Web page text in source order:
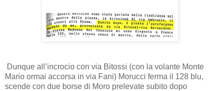
Dunque all’incrocio con via Bitossi (con la volante Monte
Mario ormai accorsa in via Fani) Morucci ferma il 128 blu,
scende con due borse di Moro prelevate subito dopo